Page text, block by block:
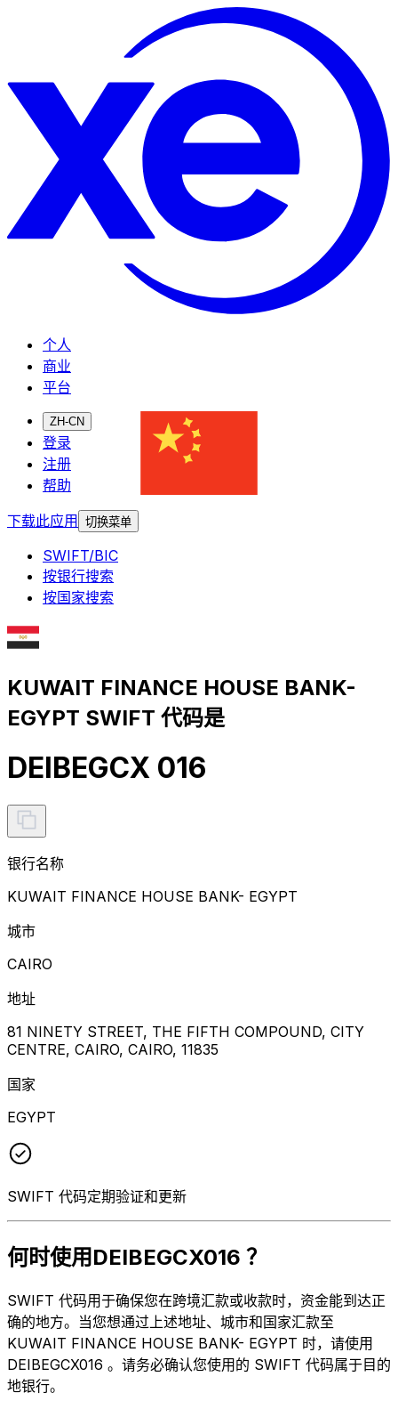
个人
商业
平台
ZH-CN
登录
注册
帮助
下载此应用
切换菜单
SWIFT/BIC
按银行搜索
按国家搜索
KUWAIT FINANCE HOUSE BANK-
EGYPT SWIFT 代码是
DEIBEGCX 016
银行名称
KUWAIT FINANCE HOUSE BANK- EGYPT
城市
CAIRO
地址
81 NINETY STREET, THE FIFTH COMPOUND, CITY
CENTRE, CAIRO, CAIRO, 11835
国家
EGYPT
SWIFT 代码定期验证和更新
何时使用DEIBEGCX016 ？
SWIFT 代码用于确保您在跨境汇款或收款时，资金能到达正
确的地方。当您想通过上述地址、城市和国家汇款至
KUWAIT FINANCE HOUSE BANK- EGYPT 时，请使用
DEIBEGCX016 。请务必确认您使用的 SWIFT 代码属于目的
地银行。